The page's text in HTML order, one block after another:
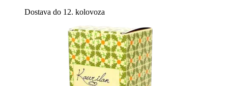
Dostava do 12. kolovoza